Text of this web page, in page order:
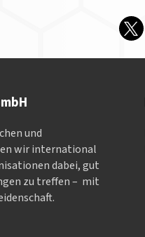
und
wir in­ter­na­tional
dabei, gut
zu treffen – mit